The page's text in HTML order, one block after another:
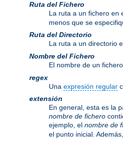
Ruta del Fichero
La ruta a un fichero en
menos que se
Ruta del Directorio
La ruta a un directorio
Nombre del Fichero
El nombre de un
regex
Una expresión regular
extensión
En general, esta es la
nombre de fichero
ejemplo, el nombre de
el punto inicial.